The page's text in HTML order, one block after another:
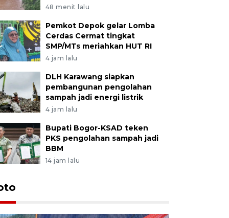
48 menit lalu
Pemkot Depok gelar Lomba
Cerdas Cermat tingkat
SMP/MTs meriahkan HUT RI
4 jam lalu
DLH Karawang siapkan
pembangunan pengolahan
sampah jadi energi listrik
4 jam lalu
Bupati Bogor-KSAD teken
PKS pengolahan sampah jadi
BBM
14 jam lalu